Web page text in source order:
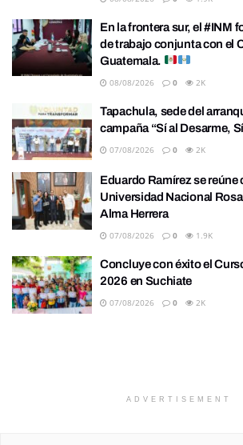
En la frontera sur, el #INM
de trabajo conjunta con el
Guatemala.
08/08/2026 0 2K
Tapachula, sede del
campaña “Sí al Desarme,
07/08/2026 0 2K
Eduardo Ramírez se reúne
Universidad Nacional
Alma Herrera
07/08/2026 0 1.9K
Concluye con éxito el
2026 en Suchiate
07/08/2026 0 2K
ADVERTISEMENT